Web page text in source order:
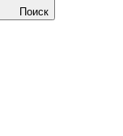
Поиск